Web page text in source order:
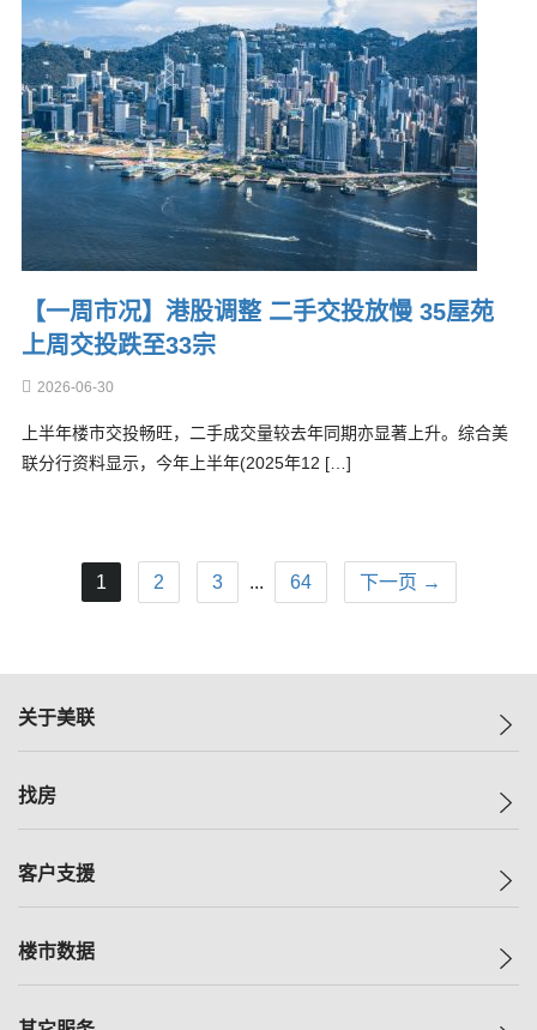
【一周市况】港股调整 二手交投放慢 35屋苑
上周交投跌至33宗
2026-06-30
上半年楼市交投畅旺，二手成交量较去年同期亦显著上升。综合美
联分行资料显示，今年上半年(2025年12 […]
1 2 3 ... 64 下一页 →
关于美联
美联集团
人才招募
找房
一手新房
减价
客户支援
自助放盘
楼市数据
指数